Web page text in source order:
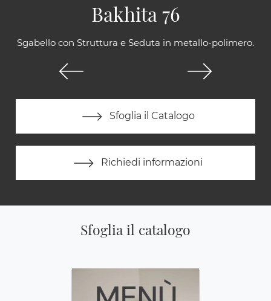
Sgabello con Struttura e Seduta in metallo-polimero.
Sfoglia il Catalogo
Richiedi informazioni
Bakhita 76
Sfoglia il catalogo